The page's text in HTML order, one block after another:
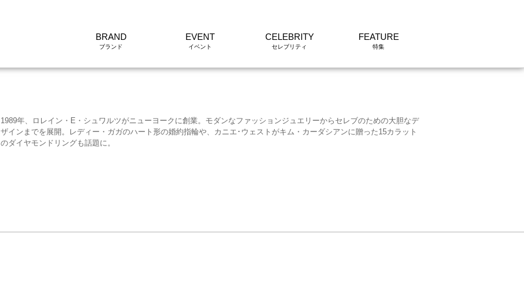
BRAND EVENT CELEBRITY FEATURE
1989年、ロレイン・E・シュワルツがニューヨークに創業。モダンなファッションジュエリーからセレブのための大胆なデ
ザインまでを展開。レディー・ガガのハート形の婚約指輪や、カニエ･ウェストがキム・カーダシアンに贈った15カラット
のダイヤモンドリングも話題に。